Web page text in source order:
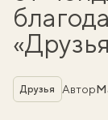
Рубрика
Друзья Автор